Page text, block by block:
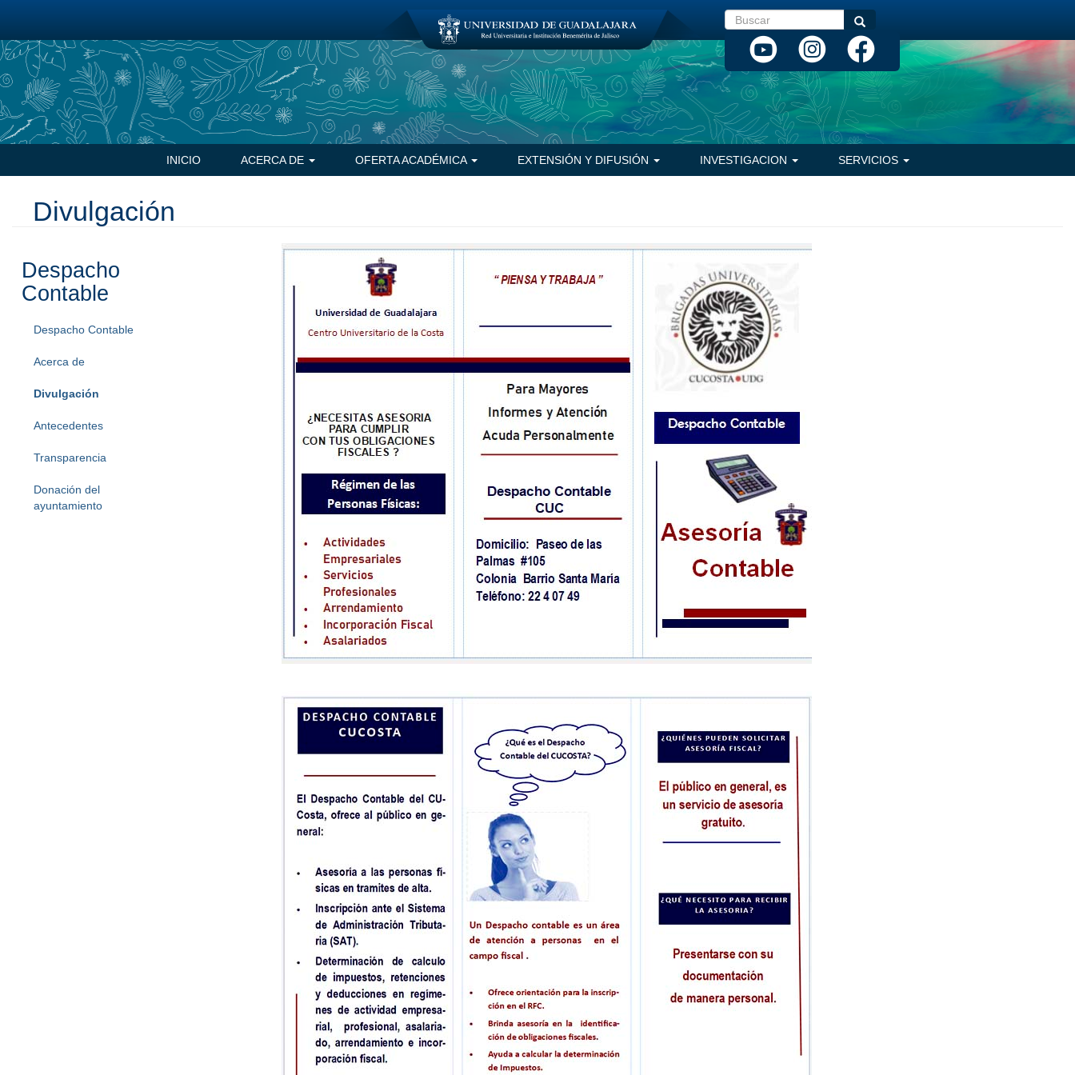
contenido
principal
Buscar Buscar
Navegación
principal
INICIO ACERCA DE OFERTA ACADÉMICA EXTENSIÓN Y DIFUSIÓN INVESTIGACION SERVICIOS
Divulgación
Despacho
Contable
Despacho Contable
Acerca de
Divulgación
Antecedentes
Transparencia
Donación del
ayuntamiento